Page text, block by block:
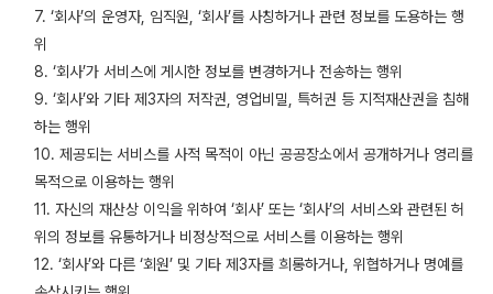
7. ‘회사’의 운영자, 임직원, ‘회사’를 사칭하거나 관련 정보를 도용하는 행
위
8. ‘회사’가 서비스에 게시한 정보를 변경하거나 전송하는 행위
9. ‘회사’와 기타 제3자의 저작권, 영업비밀, 특허권 등 지적재산권을 침해
하는 행위
10. 제공되는 서비스를 사적 목적이 아닌 공공장소에서 공개하거나 영리를
목적으로 이용하는 행위
11. 자신의 재산상 이익을 위하여 ‘회사’ 또는 ‘회사’의 서비스와 관련된 허
위의 정보를 유통하거나 비정상적으로 서비스를 이용하는 행위
12. ‘회사’와 다른 ‘회원’ 및 기타 제3자를 희롱하거나, 위협하거나 명예를